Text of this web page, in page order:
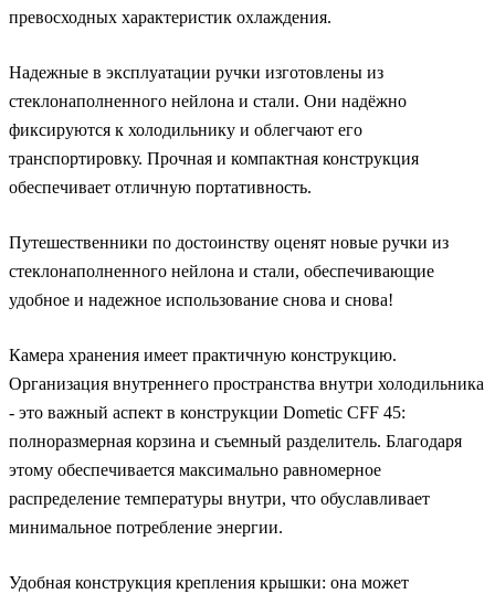
превосходных характеристик охлаждения.
Надежные в эксплуатации ручки изготовлены из
стеклонаполненного нейлона и стали. Они надёжно
фиксируются к холодильнику и облегчают его
транспортировку. Прочная и компактная конструкция
обеспечивает отличную портативность.
Путешественники по достоинству оценят новые ручки из
стеклонаполненного нейлона и стали, обеспечивающие
удобное и надежное использование снова и снова!
Камера хранения имеет практичную конструкцию.
Организация внутреннего пространства внутри холодильника
- это важный аспект в конструкции Dometic CFF 45:
полноразмерная корзина и съемный разделитель. Благодаря
этому обеспечивается максимально равномерное
распределение температуры внутри, что обуславливает
минимальное потребление энергии.
Удобная конструкция крепления крышки: она может